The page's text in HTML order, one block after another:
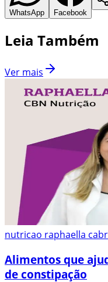
WhatsApp Facebook
Leia Também
Ver mais
nutricao raphaella
Alimentos que
de constipação